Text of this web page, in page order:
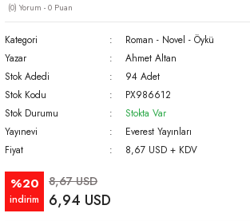
(0) Yorum - 0 Puan
Kategori
Roman - Novel - Öykü
Yazar
Ahmet Altan
Stok Adedi
94 Adet
Stok Kodu
PX986612
Stok Durumu
Stokta Var
Yayınevi
Everest Yayınları
Fiyat
8,67 USD + KDV
%20
indirim
8,67 USD
6,94 USD